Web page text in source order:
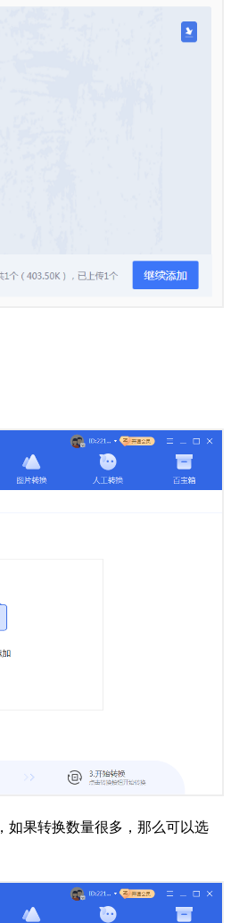
如果转换数量很多，那么可以选